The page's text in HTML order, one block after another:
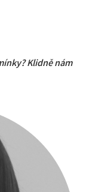
Klidně nám